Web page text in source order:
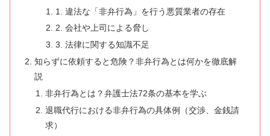
1. 違法な「非弁行為」を行う悪質業者の存在
2. 会社や上司による脅し
3. 法律に関する知識不足
知らずに依頼すると危険？非弁行為とは何かを徹底解
説
非弁行為とは？弁護士法72条の基本を学ぶ
退職代行における非弁行為の具体例（交渉、金銭請
求）